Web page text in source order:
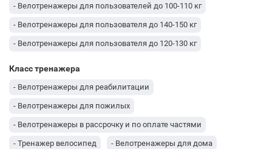
- Велотренажеры для пользователей до 100-110 кг
- Велотренажеры для пользователя до 140-150 кг
- Велотренажеры для пользователя до 120-130 кг
Класс тренажера
- Велотренажеры для реабилитации
- Велотренажеры для пожилых
- Велотренажеры в рассрочку и по оплате частями
- Тренажер велосипед - Велотренажеры для дома